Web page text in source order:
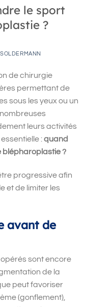
le sport
?
de chirurgie
permettant de
sous les yeux ou un
leurs activités
:quand
blépharoplastie ?
progressive afin
et de limiter les
avant de
sont encore
de la
peut favoriser
(gonflement),